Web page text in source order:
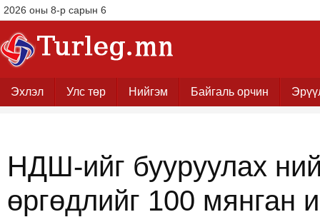
2026 оны 8-р сарын 6
Эхлэл Улс төр Нийгэм Байгаль орчин
НДШ-ийг бууруулах
өргөдлийг 100 мянган